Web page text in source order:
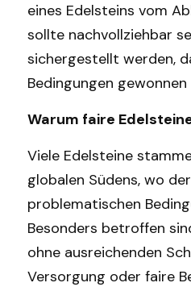
eines Edelsteins vom
sollte nachvollziehbar
sichergestellt werden,
Bedingungen
Warum faire
Viele Edelsteine
globalen Südens, wo
problematischen
Besonders betroffen
ohne ausreichenden
Versorgung oder faire